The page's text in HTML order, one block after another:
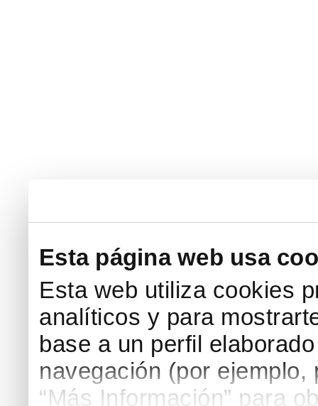
Esta página web usa
Esta web utiliza cookies
analíticos y para
base a un perfil
navegación (por
“Más Información” para